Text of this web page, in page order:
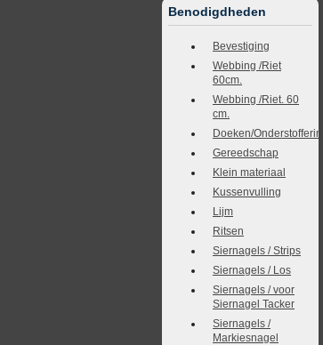
Benodigdheden
Bevestiging
Webbing /Riet
60cm.
Webbing /Riet. 60
cm.
Doeken/Onderstoffering
Gereedschap
Klein materiaal
Kussenvulling
Lijm
Ritsen
Siernagels / Strips
Siernagels / Los
Siernagels / voor
Siernagel Tacker
Siernagels /
Markiesnagel